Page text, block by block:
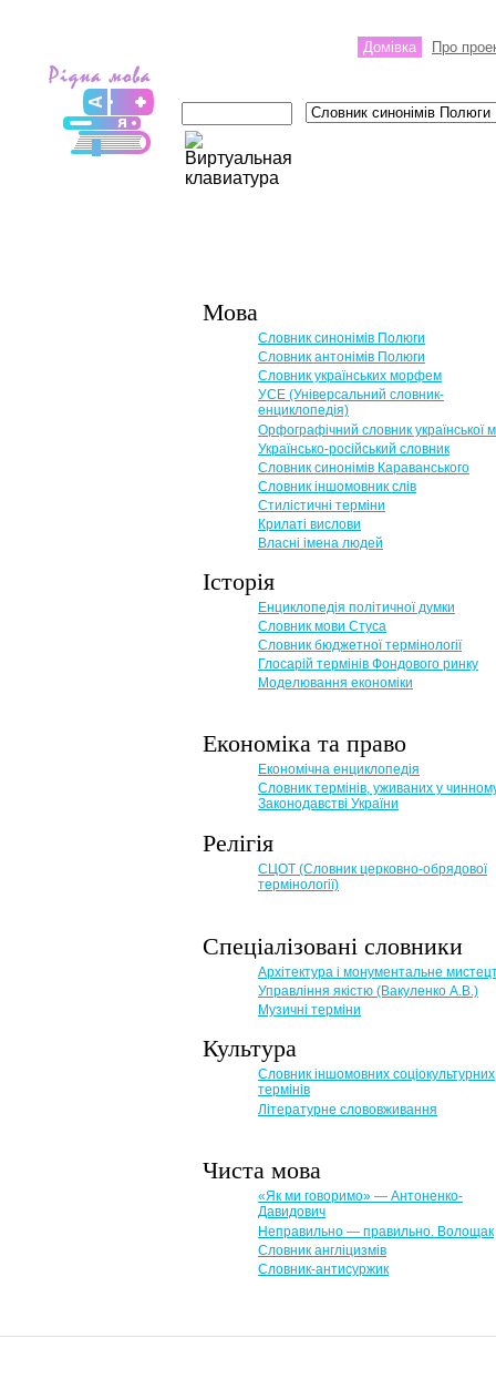
Домівка Про
Мова
Словник синонімів Полюги
Словник антонімів Полюги
Словник українських морфем
УСЕ (Універсальний словник-
енциклопедія)
Орфографічний словник української
Українсько-російський словник
Словник синонімів Караванського
Словник іншомовник слів
Стилістичні терміни
Крилаті вислови
Власні імена людей
Історія
Енциклопедія політичної думки
Словник мови Стуса
Словник бюджетної термінології
Глосарій термінів Фондового ринку
Моделювання економіки
Економіка та право
Eкономічна енциклопедія
Словник термінів, уживаних у
Законодавстві України
Релігія
СЦОТ (Словник церковно-обрядової
термінології)
Спеціалізовані словники
Архітектура і монументальне
Управління якістю (Вакуленко А.В.)
Музичні терміни
Культура
Словник іншомовних соціокультурних
термінів
Літературне слововживання
Чиста мова
«Як ми говоримо» — Антоненко-
Давидович
Неправильно — правильно. Волощак
Словник англіцизмів
Словник-антисуржик